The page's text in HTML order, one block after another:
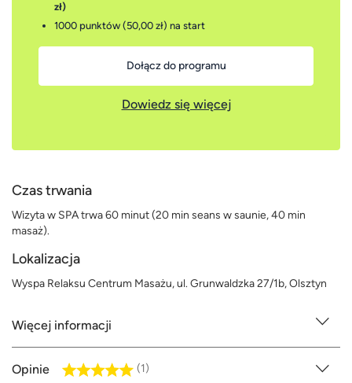
zł)
1000 punktów (50,00 zł) na start
Dołącz do programu
Dowiedz się więcej
Czas trwania
Wizyta w SPA trwa 60 minut (20 min seans w saunie, 40 min
masaż).
Lokalizacja
Wyspa Relaksu Centrum Masażu, ul. Grunwaldzka 27/1b, Olsztyn
Więcej informacji
Opinie (1)